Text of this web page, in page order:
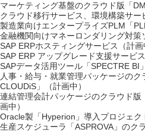
マーケティング基盤のクラウド版「
クラウド移行サービス、環境構築サー
製造業向けエンタープライズPLM「
金融機関向けマネーロンダリング対策
SAP ERPホスティングサービス（計画
SAP ERP アップグレード支援サービス
SAPデータ活用ツール「SPECTRE BI
人事・給与・就業管理パッケージの
CLOUDiS」（計画中）
連結管理会計パッケージのクラウド版
画中）
Oracle製「Hyperion」導入プロジェク
生産スケジューラ「ASPROVA」のク